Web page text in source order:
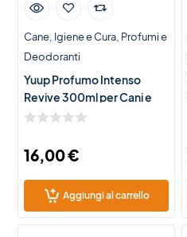
Cane Igiene e Cura Profumi e
Deodoranti
Yuup Profumo Intenso
Revive 300ml per Cani e
Gatti
16,00€
Aggiungi al carrello